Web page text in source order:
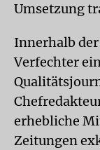
Umsetzung
Innerhalb
Verfechter
erhebliche
Zeitungen